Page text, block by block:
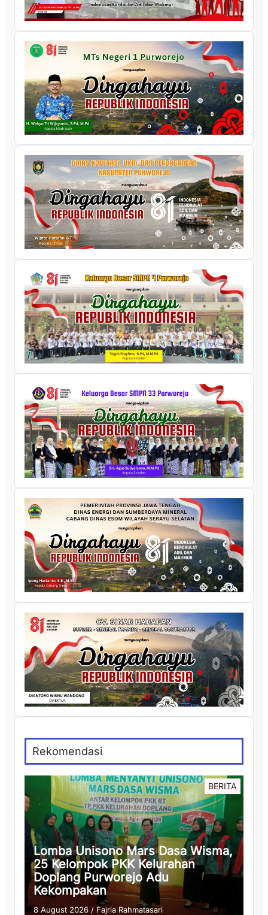
Rekomendasi
BERITA
Lomba Unisono Mars Dasa Wisma,
25 Kelompok PKK Kelurahan
Doplang Purworejo Adu
Kekompakan
8 August 2026 / Fajria Rahmatasari